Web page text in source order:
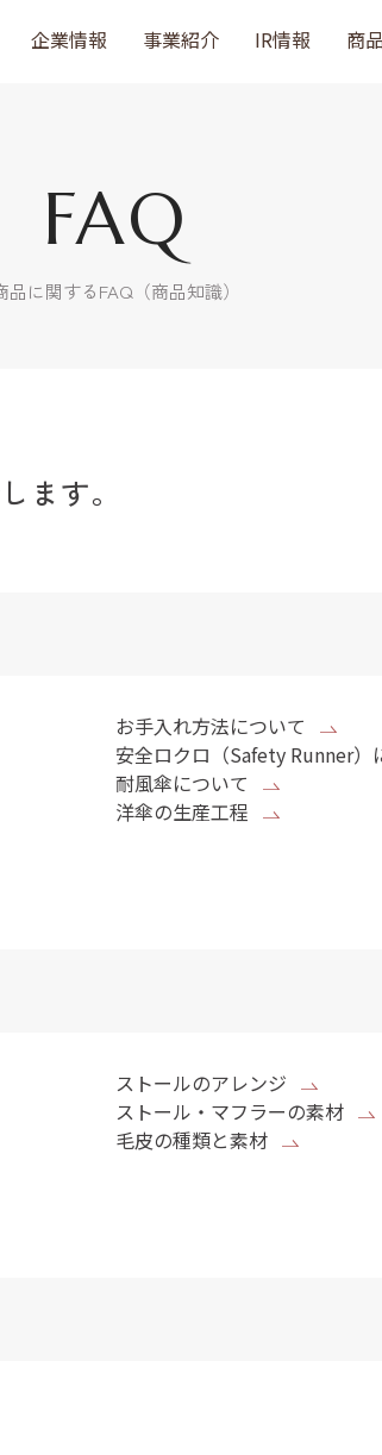
企業情報 事業紹介 IR情報 商
FAQ
品に関するFAQ（商品知識）
ます。
お手入れ方法について
安全ロクロ（Safety Runner）
耐風傘について
洋傘の生産工程
ストールのアレンジ
ストール・マフラーの素材
毛皮の種類と素材